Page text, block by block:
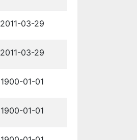
2011-03-29
2011-03-29
1900-01-01
1900-01-01